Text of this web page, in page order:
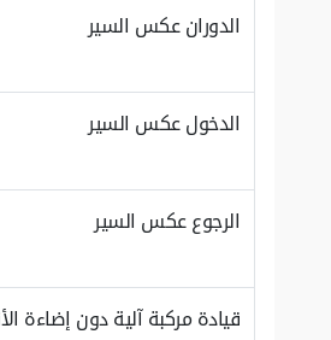
الدوران عكس السير
الدخول عكس السير
الرجوع عكس السير
قيادة مركبة آلية دون إضاءة